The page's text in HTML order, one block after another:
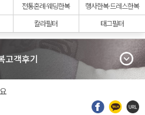
전통혼례·웨딩한복
행사한복·드레스한복
칼라필터 태그필터
고객후기